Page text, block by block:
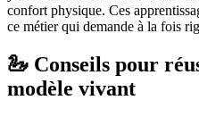
confort physique. Ces
ce métier qui demande à la fois
🦢 Conseils pour
modèle vivant